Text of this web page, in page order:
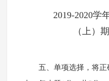
2019-2020学
（上）
五、单项选择，将